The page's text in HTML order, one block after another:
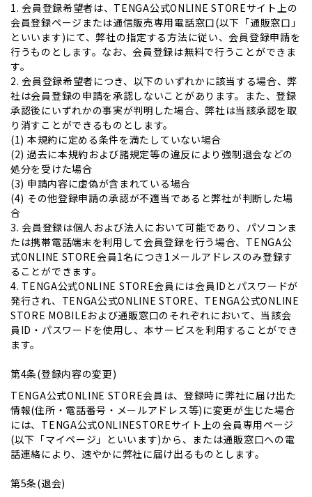
1. 会員登録希望者は、TENGA公式ONLINE STOREサイト上の
会員登録ページまたは通信販売専用電話窓口(以下「通販窓口」
といいます)にて、弊社の指定する方法に従い、会員登録申請を
行うものとします。なお、会員登録は無料で行うことができま
す。
2. 会員登録希望者につき、以下のいずれかに該当する場合、弊
社は会員登録の申請を承認しないことがあります。また、登録
承認後にいずれかの事実が判明した場合、弊社は当該承認を取
り消すことができるものとします。
(1) 本規約に定める条件を満たしていない場合
(2) 過去に本規約および諸規定等の違反により強制退会などの
処分を受けた場合
(3) 申請内容に虚偽が含まれている場合
(4) その他登録申請の承認が不適当であると弊社が判断した場
合
3. 会員登録は個人および法人において可能であり、パソコンま
たは携帯電話端末を利用して会員登録を行う場合、TENGA公
式ONLINE STORE会員1名につき1メールアドレスのみ登録す
ることができます。
4. TENGA公式ONLINE STORE会員には会員IDとパスワードが
発行され、TENGA公式ONLINE STORE、TENGA公式ONLINE
STORE MOBILEおよび通販窓口のそれぞれにおいて、当該会
員ID・パスワードを使用し、本サービスを利用することができ
ます。
第4条(登録内容の変更)
TENGA公式ONLINE STORE会員は、登録時に弊社に届け出た
情報(住所・電話番号・メールアドレス等)に変更が生じた場合
には、TENGA公式ONLINESTOREサイト上の会員専用ページ
(以下「マイページ」といいます)から、または通販窓口への電
話連絡により、速やかに弊社に届け出るものとします。
第5条(退会)